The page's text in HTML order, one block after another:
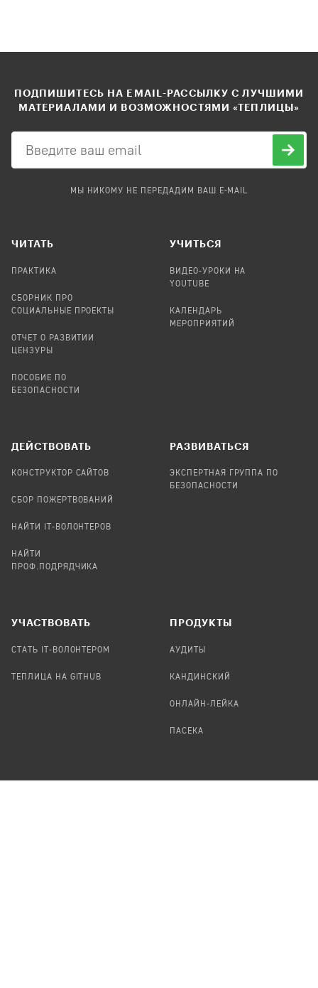
ПОДПИШИТЕСЬ НА EMAIL-РАССЫЛКУ С ЛУЧШИМИ
МАТЕРИАЛАМИ И ВОЗМОЖНОСТЯМИ «ТЕПЛИЦЫ»
МЫ НИКОМУ НЕ ПЕРЕДАДИМ ВАШ E-MAIL
ЧИТАТЬ
ПРАКТИКА
СБОРНИК ПРО
СОЦИАЛЬНЫЕ ПРОЕКТЫ
ОТЧЕТ О РАЗВИТИИ
ЦЕНЗУРЫ
ПОСОБИЕ ПО
БЕЗОПАСНОСТИ
УЧИТЬСЯ
ВИДЕО-УРОКИ НА
YOUTUBE
КАЛЕНДАРЬ
МЕРОПРИЯТИЙ
ДЕЙСТВОВАТЬ
КОНСТРУКТОР САЙТОВ
СБОР ПОЖЕРТВОВАНИЙ
НАЙТИ IT-ВОЛОНТЕРОВ
НАЙТИ
ПРОФ.ПОДРЯДЧИКА
РАЗВИВАТЬСЯ
ЭКСПЕРТНАЯ ГРУППА ПО
БЕЗОПАСНОСТИ
УЧАСТВОВАТЬ
СТАТЬ IT-ВОЛОНТЕРОМ
ТЕПЛИЦА НА GITHUB
ПРОДУКТЫ
АУДИТЫ
КАНДИНСКИЙ
ОНЛАЙН-ЛЕЙКА
ПАСЕКА